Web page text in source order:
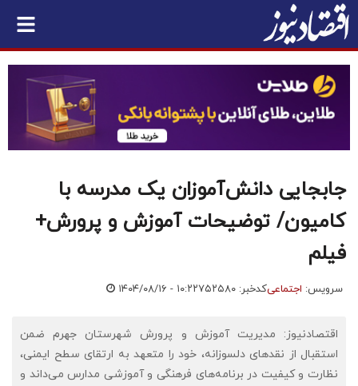
جابجایی دانش‌آموزان یک مدرسه با
کامیون/ توضیحات آموزش و پرورش+
فیلم
سرویس: اجتماعیکدخبر: ۷۵۲۵۸۰ ۱۴۰۴/۰۸/۱۶ - ۱۰:۲۲
اقتصادنیوز: مدیریت آموزش و پرورش شهرستان جهرم ضمن
استقبال از نقدهای دلسوزانه، خود را متعهد به ارتقای سطح ایمنی،
نظارت و کیفیت در برنامه‌های فرهنگی و آموزشی مدارس می‌داند و